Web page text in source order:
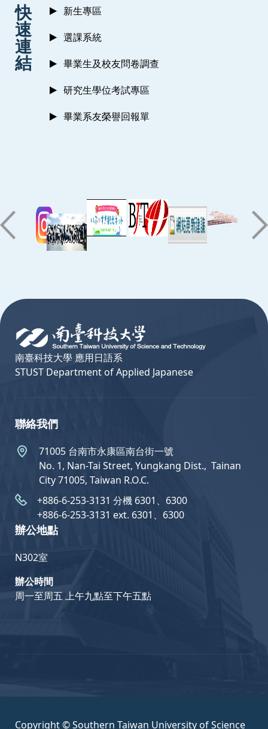
快
速
連
結
新生專區
選課系統
畢業生及校友問卷調查
研究生學位考試專區
畢業系友榮譽回報單
南臺科技大學 應用日語系
STUST Department of Applied Japanese
聯絡我們
71005 台南市永康區南台街一號
No. 1, Nan-Tai Street, Yungkang Dist.,  Tainan
City 71005, Taiwan R.O.C.
+886-6-253-3131 分機 6301、6300
+886-6-253-3131 ext. 6301、6300
辦公地點
N302室
辦公時間
周一至周五 上午九點至下午五點
Copyright © Southern Taiwan University of Science